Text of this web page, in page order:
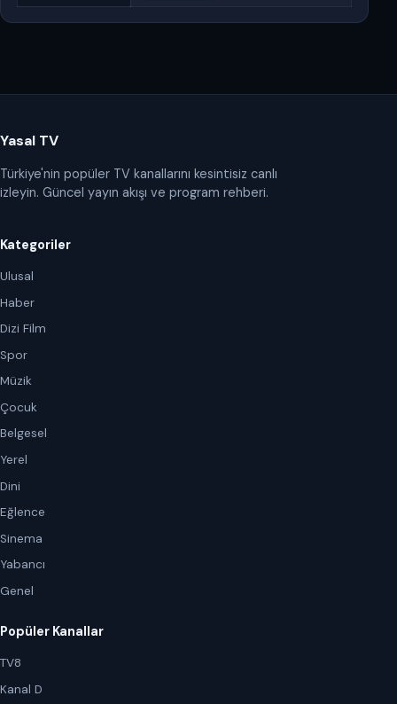
Yasal TV
Türkiye'nin popüler TV kanallarını kesintisiz canlı
izleyin. Güncel yayın akışı ve program rehberi.
Kategoriler
Ulusal
Haber
Dizi Film
Spor
Müzik
Çocuk
Belgesel
Yerel
Dini
Eğlence
Sinema
Yabancı
Genel
Popüler Kanallar
TV8
Kanal D